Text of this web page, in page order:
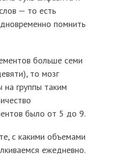
— то есть
помнить
больше семи
то мозг
на группы таким
было от 5 до 9.
с какими объемами
ежедневно.